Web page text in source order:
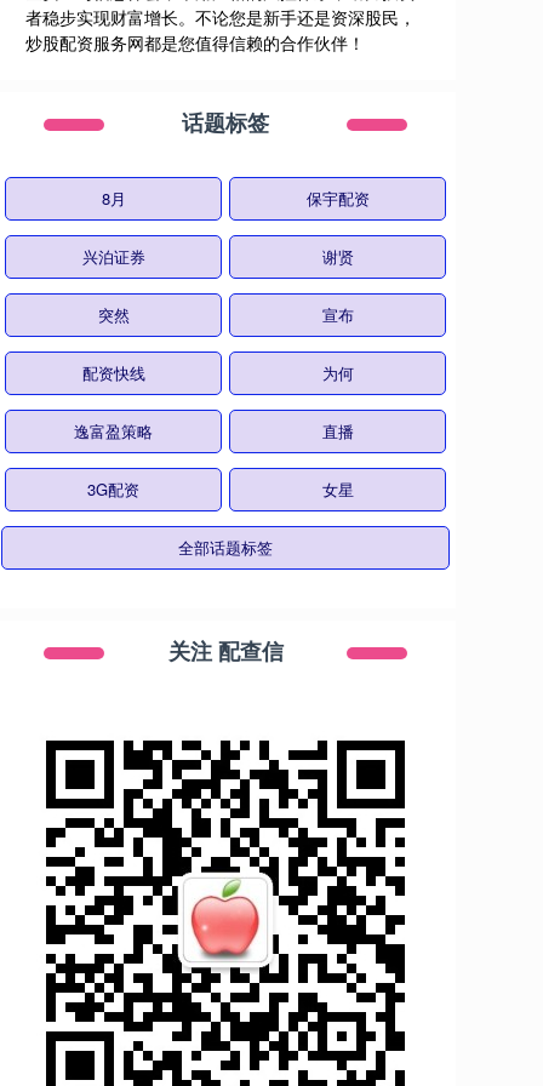
者稳步实现财富增长。不论您是新手还是资深股民，
炒股配资服务网都是您值得信赖的合作伙伴！
话题标签
8月 保宇配资
兴泊证券 谢贤
突然 宣布
配资快线 为何
逸富盈策略 直播
3G配资 女星
全部话题标签
关注 配查信